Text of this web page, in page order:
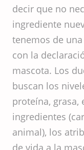
decir que no
ingrediente
tenemos de
con la
mascota. Los
buscan los
proteína, grasa,
ingredientes
animal), los
de vida a la